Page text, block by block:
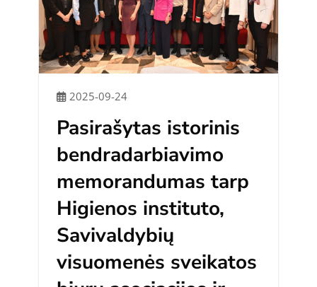
2025-09-24
Pasirašytas istorinis
bendradarbiavimo
memorandumas tarp
Higienos instituto,
Savivaldybių
visuomenės sveikatos